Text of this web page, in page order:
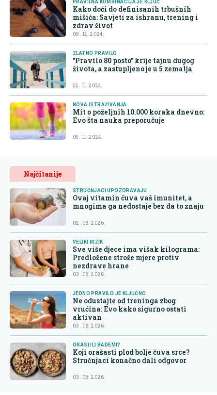
PRAVILNA KOMBINACIJA JE KLJUČ
Kako doći do definisanih trbušnih
mišića: Savjeti za ishranu, trening i
zdrav život
09. 12. 2024.
ZLATNO PRAVILO
"Pravilo 80 posto" krije tajnu dugog
života, a zastupljeno je u 5 zemalja
22. 11. 2024.
NOVA ISTRAŽIVANJA
Mit o poželjnih 10.000 koraka dnevno:
Evo šta nauka preporučuje
05. 11. 2024.
Najčitanije
STRUČNJACI UPOZORAVAJU
Ovaj vitamin čuva vaš imunitet, a
mnogima ga nedostaje bez da to znaju
02. 08. 2026.
VELIKI RIZIK
Sve više djece ima višak kilograma:
Predložene strože mjere protiv
nezdrave hrane
03. 08. 2026.
JEDNO PRAVILO JE KLJUČNO
Ne odustajte od treninga zbog
vrućina: Evo kako sigurno ostati
aktivan
03. 08. 2026.
ORASI ILI BADEMI?
Koji orašasti plod bolje čuva srce?
Stručnjaci konačno dali odgovor
03. 08. 2026.